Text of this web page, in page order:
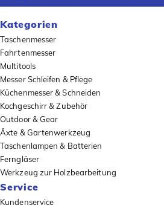
Kategorien
Taschenmesser
Fahrtenmesser
Multitools
Messer Schleifen & Pflege
Küchenmesser & Schneiden
Kochgeschirr & Zubehör
Outdoor & Gear
Äxte & Gartenwerkzeug
Taschenlampen & Batterien
Ferngläser
Werkzeug zur Holzbearbeitung
Service
Kundenservice